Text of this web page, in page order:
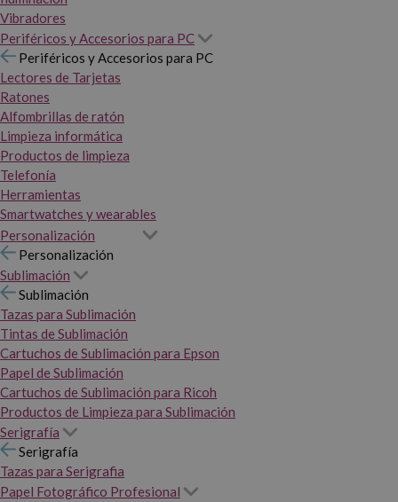
Vibradores
Periféricos y Accesorios para PC
Periféricos y Accesorios para PC
Lectores de Tarjetas
Ratones
Alfombrillas de ratón
Limpieza informática
Productos de limpieza
Telefonía
Herramientas
Smartwatches y wearables
Personalización
Personalización
Sublimación
Sublimación
Tazas para Sublimación
Tintas de Sublimación
Cartuchos de Sublimación para Epson
Papel de Sublimación
Cartuchos de Sublimación para Ricoh
Productos de Limpieza para Sublimación
Serigrafía
Serigrafía
Tazas para Serigrafia
Papel Fotográfico Profesional